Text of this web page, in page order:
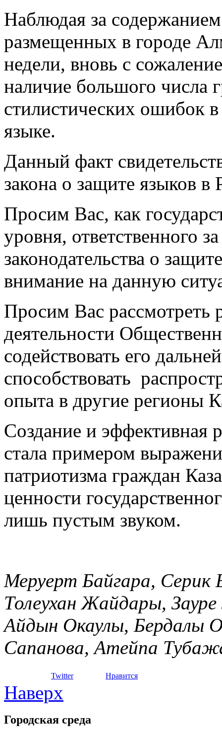
Наблюдая за
размещенных в городе
недели, вновь с
наличие большого числа
стилистических ошибок в
языке.
Данный факт
закона о защите языков
Просим Вас, как
уровня, ответственного
законодательства о
внимание на данную
Просим Вас рассмотреть
деятельности
содействовать его
способствовать
опыта в другие регионы
Создание и эффективная
стала примером
патриотизма граждан
ценности
лишь пустым звуком.
Меруерт Байгара,
Толеухан Жайдары,
Айдын Окаулы, Бердалы
Сапанова, Атейпа
Twitter Нравится
Наверх
Городская среда